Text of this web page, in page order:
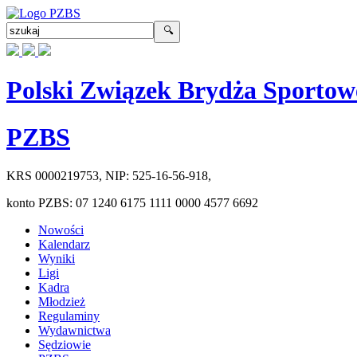
Polski Związek Brydża
PZBS
KRS 0000219753, NIP: 525-16-56-918,
konto PZBS: 07 1240 6175 1111 0000 4577 6692
Nowości
Kalendarz
Wyniki
Ligi
Kadra
Młodzież
Regulaminy
Wydawnictwa
Sędziowie